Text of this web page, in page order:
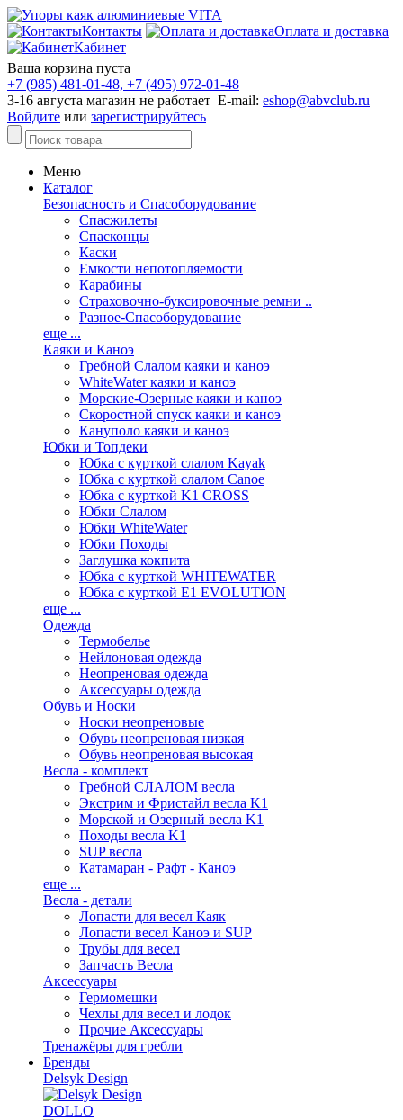
Контакты
Оплата и доставка
Кабинет
Ваша корзина пуста
+7 (985) 481-01-48, +7 (495) 972-01-48
3-16 августа магазин не работает E-mail: eshop@abvclub.ru
Войдите или зарегистрируйтесь
Меню
Каталог
Безопасность и Спасоборудование
Спасжилеты
Спасконцы
Каски
Емкости непотопляемости
Карабины
Страховочно-буксировочные ремни ..
Разное-Спасоборудование
еще ...
Каяки и Каноэ
Гребной Слалом каяки и каноэ
WhiteWater каяки и каноэ
Морские-Озерные каяки и каноэ
Скоростной спуск каяки и каноэ
Кануполо каяки и каноэ
Юбки и Топдеки
Юбка с курткой слалом Kayak
Юбка с курткой слалом Canoe
Юбка с курткой K1 CROSS
Юбки Слалом
Юбки WhiteWater
Юбки Походы
Заглушка кокпита
Юбка с курткой WHITEWATER
Юбка с курткой E1 EVOLUTION
еще ...
Одежда
Термобелье
Нейлоновая одежда
Неопреновая одежда
Аксессуары одежда
Обувь и Носки
Носки неопреновые
Обувь неопреновая низкая
Обувь неопреновая высокая
Весла - комплект
Гребной СЛАЛОМ весла
Экстрим и Фристайл весла K1
Морской и Озерный весла K1
Походы весла K1
SUP весла
Катамаран - Рафт - Каноэ
еще ...
Весла - детали
Лопасти для весел Каяк
Лопасти весел Каноэ и SUP
Трубы для весел
Запчасть Весла
Аксессуары
Гермомешки
Чехлы для весел и лодок
Прочие Аксессуары
Тренажёры для гребли
Бренды
Delsyk Design
DOLLO